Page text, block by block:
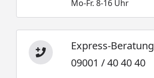
Mo-Fr. 8-16 Uhr
Express-Beratung
09001 / 40 40 40